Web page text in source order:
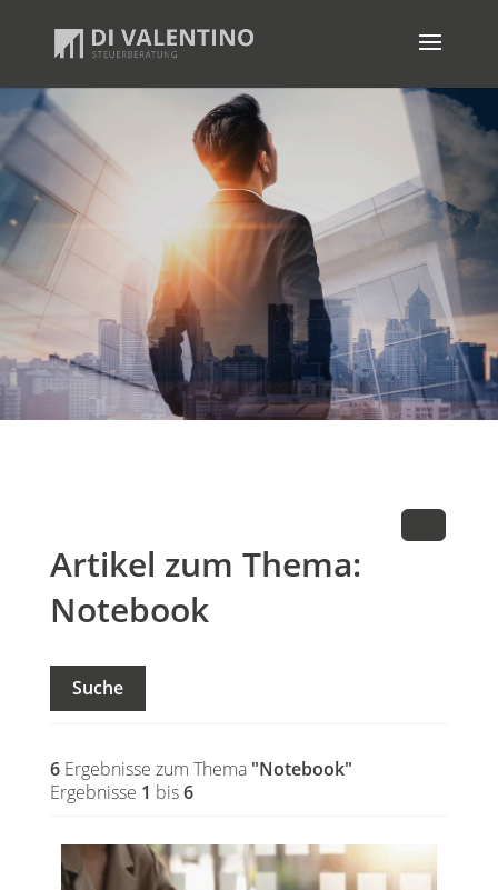
Artikel zum Thema:
Notebook
Suche
6Ergebnisse zum Thema "Notebook"
Ergebnisse 1 bis6